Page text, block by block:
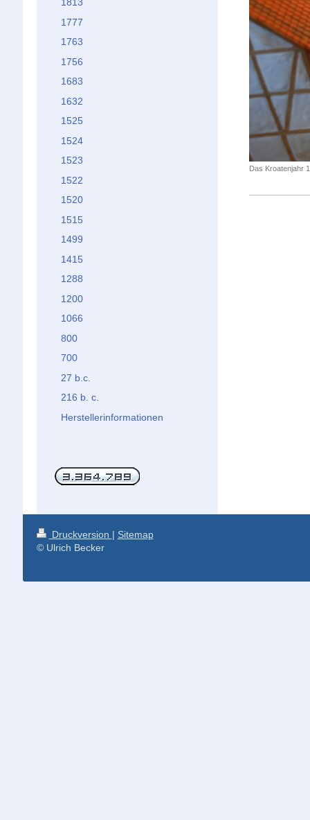
Das Kroatenjahr
1813
1777
1763
1756
1683
1632
1525
1524
1523
1522
1520
1515
1499
1415
1288
1200
1066
800
700
27 b.c.
216 b. c.
Herstellerinformationen
Druckversion | Sitemap
© Ulrich Becker